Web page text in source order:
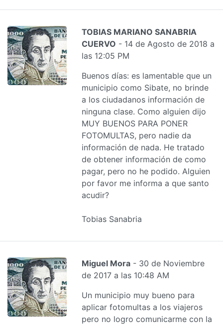
TOBIAS MARIANO SANABRIA
CUERVO - 14 de Agosto de 2018 a
las 12:05 PM
Buenos días: es lamentable que un
municipio como Sibate, no brinde
a los ciudadanos información de
ninguna clase. Como alguien dijo
MUY BUENOS PARA PONER
FOTOMULTAS, pero nadie da
información de nada. He tratado
de obtener información de como
pagar, pero no he podido. Alguien
por favor me informa a que santo
acudir?
Tobias Sanabria
Miguel Mora - 30 de Noviembre
de 2017 a las 10:48 AM
Un municipio muy bueno para
aplicar fotomultas a los viajeros
pero no logro comunicarme con la